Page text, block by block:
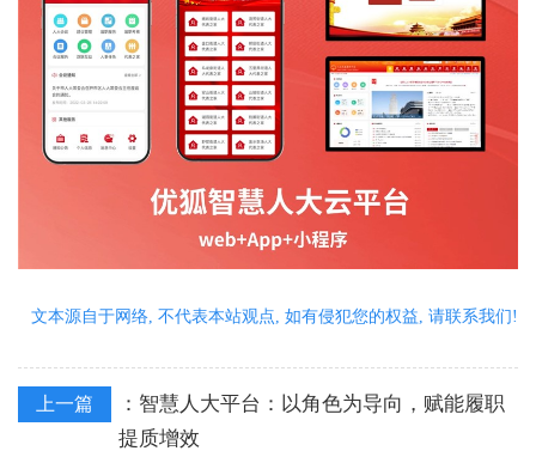
文本源自于网络, 不代表本站观点, 如有侵犯您的权益, 请联系我们!
上一篇 ： 智慧人大平台：以角色为导向，赋能履职
提质增效